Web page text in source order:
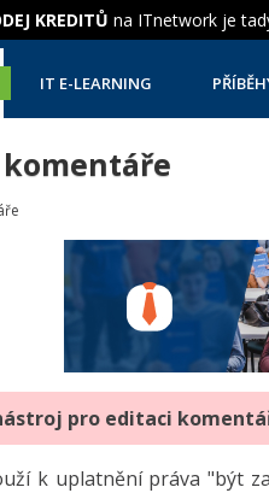
KREDITŮ na ITnetwork je
IT E-LEARNING
pro editaci
k uplatnění práva "být